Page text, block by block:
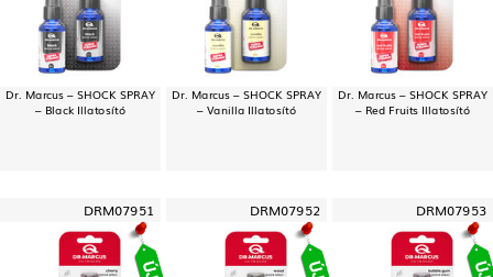
Dr. Marcus – SHOCK SPRAY
– Black Illatosító
Dr. Marcus – SHOCK SPRAY
– Vanilla Illatosító
Dr. Marcus – SHOCK SPRAY
– Red Fruits Illatosító
DRM07951 DRM07952 DRM07953